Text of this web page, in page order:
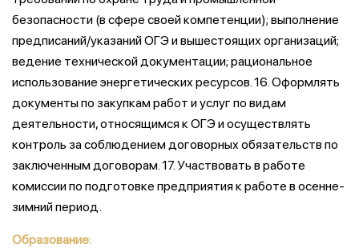
безопасности (в сфере своей компетенции); выполнение
предписаний/указаний ОГЭ и вышестоящих организаций;
ведение технической документации; рациональное
использование энергетических ресурсов. 16. Оформлять
документы по закупкам работ и услуг по видам
деятельности, относящимся к ОГЭ и осуществлять
контроль за соблюдением договорных обязательств по
заключенным договорам. 17. Участвовать в работе
комиссии по подготовке предприятия к работе в осенне-
зимний период.
Образование: